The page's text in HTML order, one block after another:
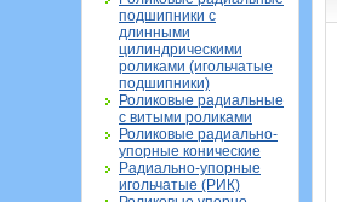
подшипники с
длинными
цилиндрическими
роликами (игольчатые
подшипники)
Роликовые радиальные
с витыми роликами
Роликовые радиально-
упорные конические
Радиально-упорные
игольчатые (РИК)